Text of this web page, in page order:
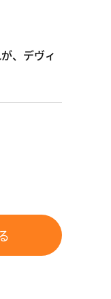
、デヴィ